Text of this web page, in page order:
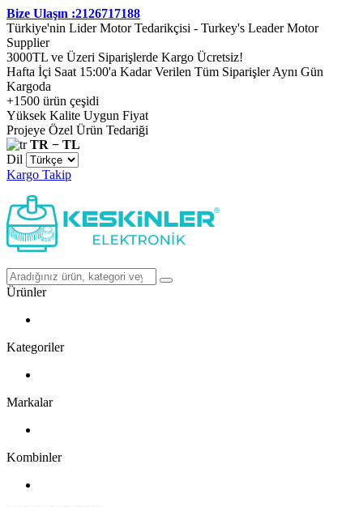
Bize Ulaşın :2126717188
Türkiye'nin Lider Motor Tedarikçisi - Turkey's Leader Motor
Supplier
3000TL ve Üzeri Siparişlerde Kargo Ücretsiz!
Hafta İçi Saat 15:00'a Kadar Verilen Tüm Siparişler Aynı Gün
Kargoda
+1500 ürün çeşidi
Yüksek Kalite Uygun Fiyat
Projeye Özel Ürün Tedariği
TR − TL
Dil
Kargo Takip
Ürünler
Kategoriler
Markalar
Kombinler